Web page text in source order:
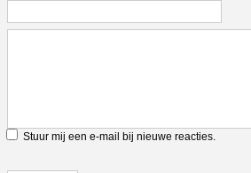
Stuur mij een e-mail bij nieuwe reacties.